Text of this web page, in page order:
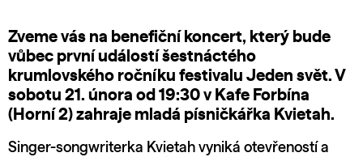
Zveme vás na benefiční koncert, který bude
vůbec první událostí šestnáctého
krumlovského ročníku festivalu Jeden svět. V
sobotu 21. února od 19:30 v Kafe Forbína
(Horní 2) zahraje mladá písničkářka Kvietah.
Singer-songwriterka Kvietah vyniká otevřeností a